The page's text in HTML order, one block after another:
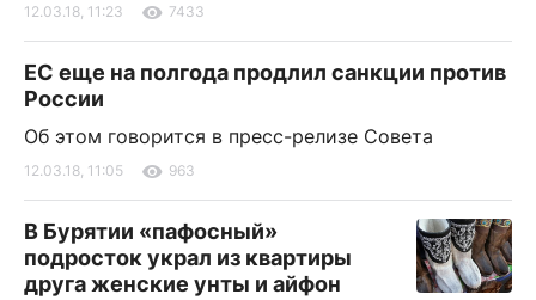
12.03.18, 11:23 7433
ЕС еще на полгода продлил санкции против
России
Об этом говорится в пресс-релизе Совета
12.03.18, 11:05 963
В Бурятии «пафосный»
подросток украл из квартиры
друга женские унты и айфон